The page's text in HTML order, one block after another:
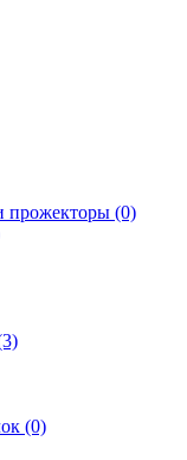
прожекторы (0)
(0)